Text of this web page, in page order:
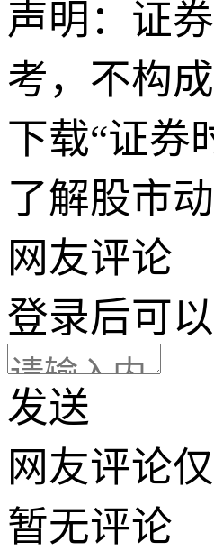
声明：证
考，不构
下载“证券
了解股市
网友评论
登录后可
发送
网友评论
暂无评论